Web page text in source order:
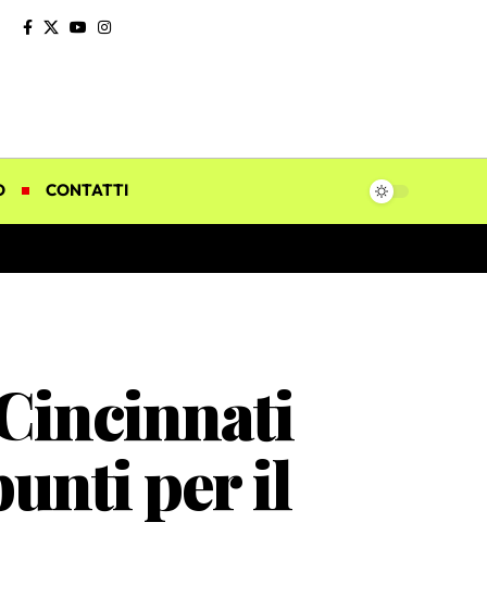
CONTATTI
per il